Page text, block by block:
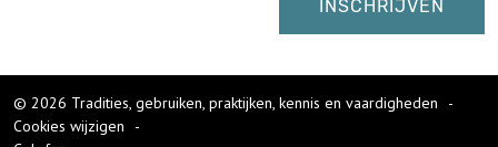
© 2026 Tradities, gebruiken, praktijken, kennis en vaardigheden
-
Cookies wijzigen
-